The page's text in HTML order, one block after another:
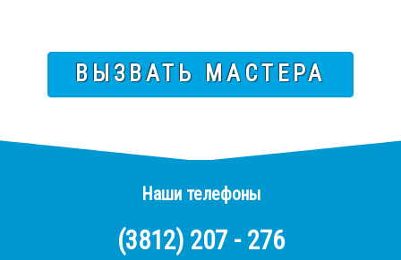
ВЫЗВАТЬ МАСТЕРА
Наши телефоны
(3812) 207 - 276